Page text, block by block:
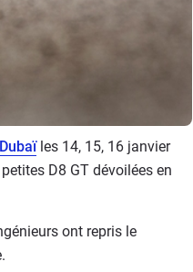
les 14, 15, 16 janvier
D8 GT dévoilées en
ont repris le